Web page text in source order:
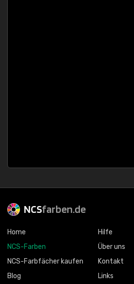
NCSfarben.de
Home
NCS-Farben
NCS-Farbfächer kaufen
Blog
Hilfe
Über uns
Kontakt
Links